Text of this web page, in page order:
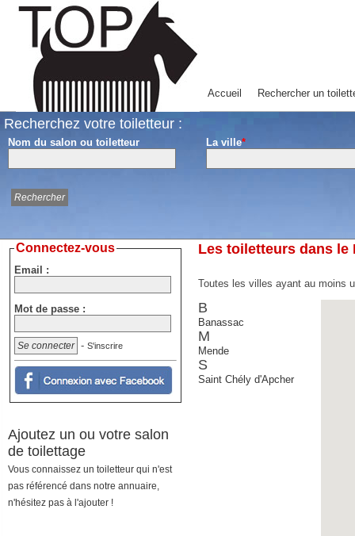
Accueil Rechercher un
Recherchez votre toiletteur :
Nom du salon ou toiletteur La ville*
Les toiletteurs dans le
Toutes les villes ayant au moins
B
Banassac
M
Mende
S
Saint Chély d'Apcher
Connectez-vous
Email :
Mot de passe :
- S'inscrire
Ajoutez un ou votre salon
de toilettage
Vous connaissez un toiletteur qui n'est
pas référencé dans notre annuaire,
n'hésitez pas à l'ajouter !